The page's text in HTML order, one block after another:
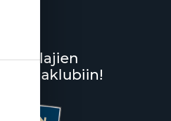
lumilajien